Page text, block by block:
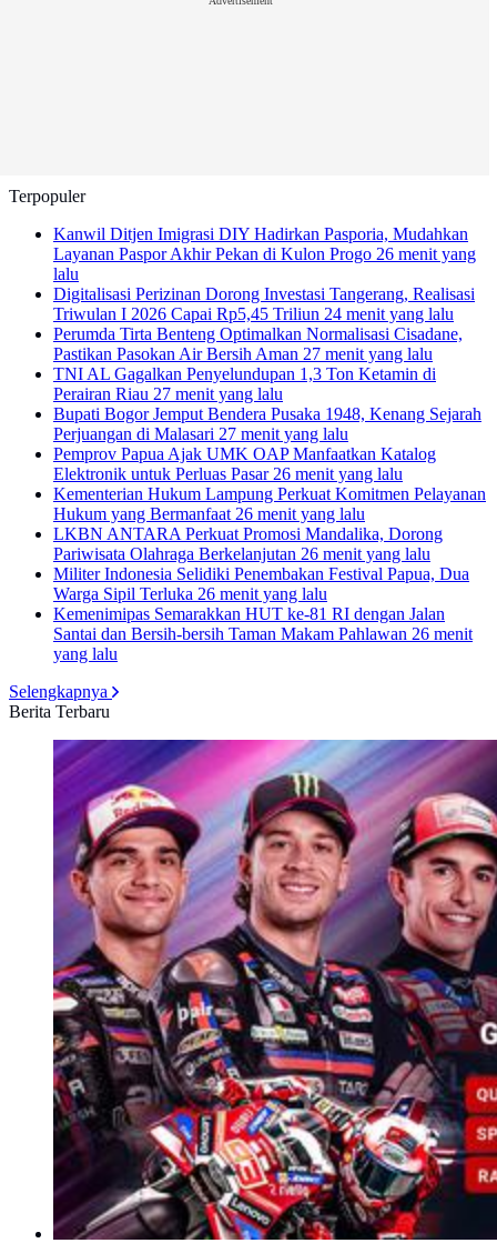
Terpopuler
Kanwil Ditjen Imigrasi DIY Hadirkan Pasporia, Mudahkan
Layanan Paspor Akhir Pekan di Kulon Progo 26 menit yang
lalu
Digitalisasi Perizinan Dorong Investasi Tangerang, Realisasi
Triwulan I 2026 Capai Rp5,45 Triliun 24 menit yang lalu
Perumda Tirta Benteng Optimalkan Normalisasi Cisadane,
Pastikan Pasokan Air Bersih Aman 27 menit yang lalu
TNI AL Gagalkan Penyelundupan 1,3 Ton Ketamin di
Perairan Riau 27 menit yang lalu
Bupati Bogor Jemput Bendera Pusaka 1948, Kenang Sejarah
Perjuangan di Malasari 27 menit yang lalu
Pemprov Papua Ajak UMK OAP Manfaatkan Katalog
Elektronik untuk Perluas Pasar 26 menit yang lalu
Kementerian Hukum Lampung Perkuat Komitmen Pelayanan
Hukum yang Bermanfaat 26 menit yang lalu
LKBN ANTARA Perkuat Promosi Mandalika, Dorong
Pariwisata Olahraga Berkelanjutan 26 menit yang lalu
Militer Indonesia Selidiki Penembakan Festival Papua, Dua
Warga Sipil Terluka 26 menit yang lalu
Kemenimipas Semarakkan HUT ke-81 RI dengan Jalan
Santai dan Bersih-bersih Taman Makam Pahlawan 26 menit
yang lalu
Selengkapnya
Berita Terbaru